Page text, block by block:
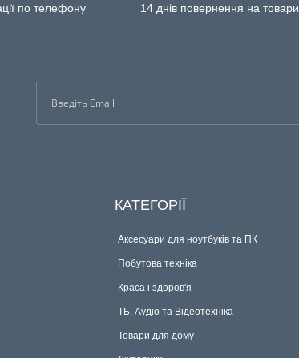
по телефону 14 днів повернення на товари
КАТЕГОРІЇ
Аксесуари для ноутбуків та ПК
Побутова техніка
Краса і здоров'я
ТБ, Аудіо та Відеотехніка
Товари для дому